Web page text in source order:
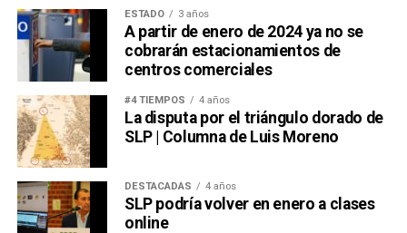
ESTADO 3 años
A partir de enero de 2024 ya no se
cobrarán estacionamientos de
centros comerciales
#4 TIEMPOS 4 años
La disputa por el triángulo dorado de
SLP | Columna de Luis Moreno
DESTACADAS 4 años
SLP podría volver en enero a clases
online